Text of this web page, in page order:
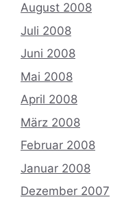
August 2008
Juli 2008
Juni 2008
Mai 2008
April 2008
März 2008
Februar 2008
Januar 2008
Dezember 2007